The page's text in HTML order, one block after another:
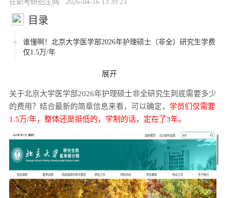
目录
谁懂啊！北京大学医学部2026年护理硕士（非全）研究生学费
仅1.5万/年
展开
关于北京大学医学部2026年护理硕士非全研究生到底需要多少
的费用？结合最新的简章信息来看，可以确定， 学员们仅需要
1.5万/年，整体还是挺低的，学制的话，定在了3年。